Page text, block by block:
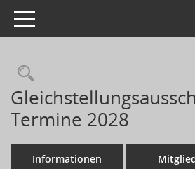
Toggle navigation
Termine 2028
Informationen